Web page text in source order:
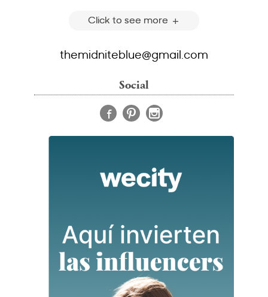
Click to see more
themidniteblue@gmail.com
Social